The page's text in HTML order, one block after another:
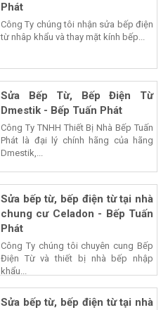
Phát
Công Ty chúng tôi nhận sửa bếp điện
từ nhâp khẩu và thay mặt kính bếp...
Sửa Bếp Từ, Bếp Điện Từ
Dmestik - Bếp Tuấn Phát
Công Ty TNHH Thiết Bị Nhà Bếp Tuấn
Phát là đại lý chính hãng của hãng
Dmestik,...
Sửa bếp từ, bếp điện từ tại nhà
chung cư Celadon - Bếp Tuấn
Phát
Công Ty chúng tôi chuyên cung Bếp
Điện Từ và thiết bị nhà bếp nhập
khẩu...
Sửa bếp từ, bếp điện từ tại nhà